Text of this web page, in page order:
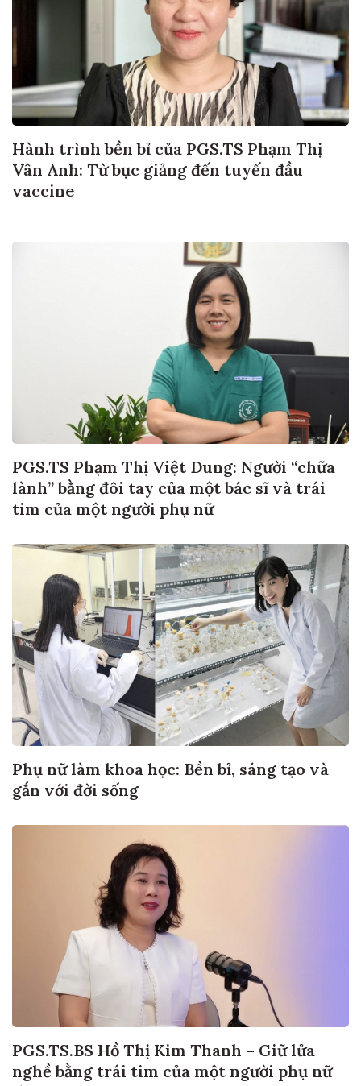
Hành trình bền bỉ của PGS.TS Phạm Thị
Vân Anh: Từ bục giảng đến tuyến đầu
vaccine
PGS.TS Phạm Thị Việt Dung: Người “chữa
lành” bằng đôi tay của một bác sĩ và trái
tim của một người phụ nữ
Phụ nữ làm khoa học: Bền bỉ, sáng tạo và
gắn với đời sống
PGS.TS.BS Hồ Thị Kim Thanh – Giữ lửa
nghề bằng trái tim của một người phụ nữ